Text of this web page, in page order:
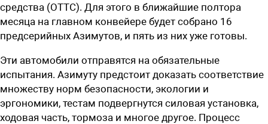
средства (ОТТС). Для этого в ближайшие полтора
месяца на главном конвейере будет собрано 16
предсерийных Азимутов, и пять из них уже готовы.
Эти автомобили отправятся на обязательные
испытания. Азимуту предстоит доказать соответствие
множеству норм безопасности, экологии и
эргономики, тестам подвергнутся силовая установка,
ходовая часть, тормоза и многое другое. Процесс